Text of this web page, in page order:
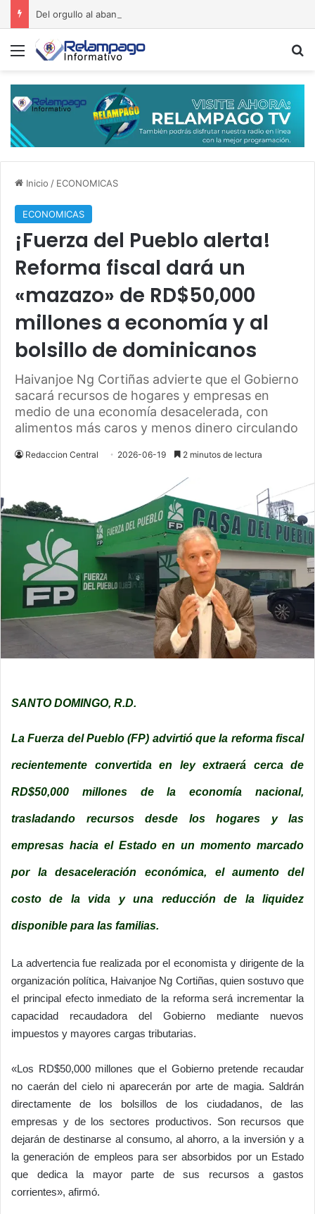
Menú
Inicio / ECONOMICAS
ECONOMICAS
¡Fuerza del Pueblo alerta!
Reforma fiscal dará un
«mazazo» de RD$50,000
millones a economía y al
bolsillo de dominicanos
Haivanjoe Ng Cortiñas advierte que el Gobierno
sacará recursos de hogares y empresas en
medio de una economía desacelerada, con
alimentos más caros y menos dinero circulando
Redaccion Central 2026-06-19 2 minutos de lectura
SANTO DOMINGO, R.D.
La Fuerza del Pueblo (FP) advirtió que la reforma fiscal
recientemente convertida en ley extraerá cerca de
RD$50,000 millones de la economía nacional,
trasladando recursos desde los hogares y las
empresas hacia el Estado en un momento marcado
por la desaceleración económica, el aumento del
costo de la vida y una reducción de la liquidez
disponible para las familias.
La advertencia fue realizada por el economista y dirigente de la
organización política, Haivanjoe Ng Cortiñas, quien sostuvo que
el principal efecto inmediato de la reforma será incrementar la
capacidad recaudadora del Gobierno mediante nuevos
impuestos y mayores cargas tributarias.
«Los RD$50,000 millones que el Gobierno pretende recaudar
no caerán del cielo ni aparecerán por arte de magia. Saldrán
directamente de los bolsillos de los ciudadanos, de las
empresas y de los sectores productivos. Son recursos que
dejarán de destinarse al consumo, al ahorro, a la inversión y a
la generación de empleos para ser absorbidos por un Estado
que dedica la mayor parte de sus recursos a gastos
corrientes», afirmó.